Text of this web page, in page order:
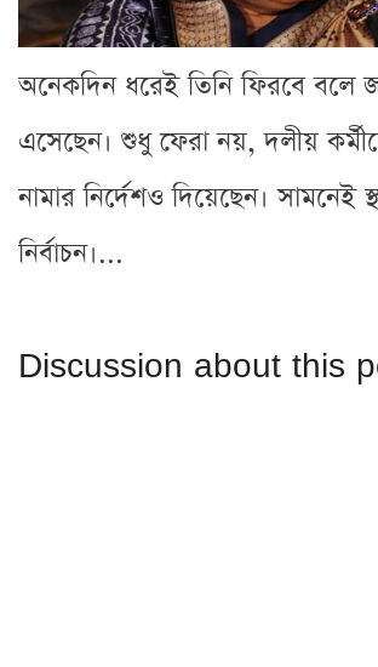
অনেকদিন ধরেই তিনি ফিরবে বলে
এসেছেন। শুধু ফেরা নয়, দলীয়
নামার নির্দেশও দিয়েছেন। সামনেই
নির্বাচন।...
Discussion about this